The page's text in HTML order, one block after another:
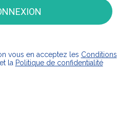
vous en acceptez les Conditions
la Politique de confidentialité